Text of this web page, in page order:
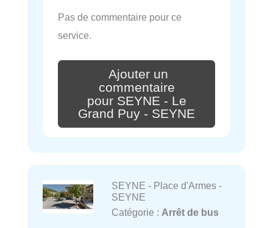
Pas de commentaire pour ce
service.
Ajouter un
commentaire
pour SEYNE - Le
Grand Puy - SEYNE
SEYNE - Place d'Armes -
SEYNE
Catégorie : Arrêt de bus